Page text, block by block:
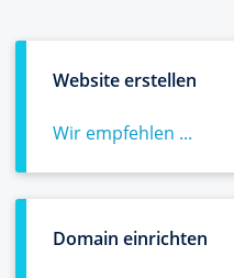
Website erstellen
Wir empfehlen ...
Domain einrichten